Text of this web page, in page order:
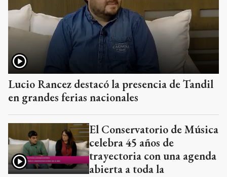
Lucio Rancez destacó la presencia de Tandil
en grandes ferias nacionales
El Conservatorio de Música
celebra 45 años de
trayectoria con una agenda
abierta a toda la